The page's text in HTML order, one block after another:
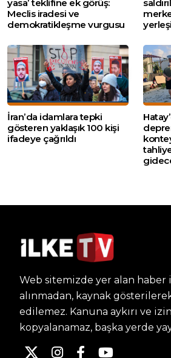
yasa’ teklifine ek görüş:
Meclis iradesi ve
demokratikleşme vurgusu
İran’da idamlara tepki
gösteren yaklaşık 100 kişi
ifadeye çağrıldı
Web sitemizde yer alan
alınmadan, kaynak
edilemez. Kanuna aykırı ve
kopyalanamaz, başka yerde